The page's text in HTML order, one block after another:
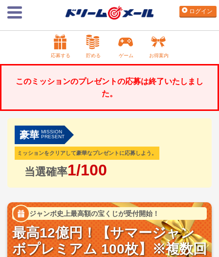
ログイン
応募する 貯める ゲーム お得案内
このミッションのプレゼントの応募は終了いたしまし
た。
豪華 MISSION
PRESENT
ミッションをクリアして豪華なプレゼントに応募しよう。
当選確率1/100
ジャンボ史上最高額の宝くじが受付開始！
最高12億円！【サマージャン
ボプレミアム 100枚】※複数回